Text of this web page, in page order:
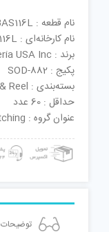
نام قطعه : BAS116L
نام کارخانه‌ای : BAS116L
برند : Nexperia USA Inc
پکیج : SOD-882
بسته‌بندی : Tape & Reel
حداقل : 60 عدد
عنوان گروه : Diodes General Purpose Power Switching
توضیحات